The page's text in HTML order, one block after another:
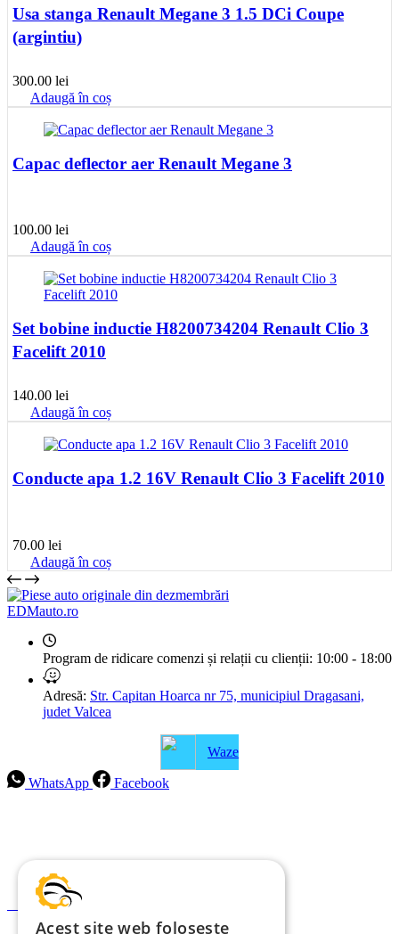
Usa stanga Renault Megane 3 1.5 DCi Coupe
(argintiu)
300.00 lei
Adaugă în coș
Capac deflector aer Renault Megane 3
100.00 lei
Adaugă în coș
Set bobine inductie H8200734204 Renault Clio 3
Facelift 2010
140.00 lei
Adaugă în coș
Conducte apa 1.2 16V Renault Clio 3 Facelift 2010
70.00 lei
Adaugă în coș
EDMauto.ro
Program de ridicare comenzi și relații cu clienții: 10:00 - 18:00
Adresă: Str. Capitan Hoarca nr 75, municipiul Dragasani,
judet Valcea
Waze
WhatsApp
Facebook
Politica de ramburs și retur
Formular de retur
Acest site web folosește